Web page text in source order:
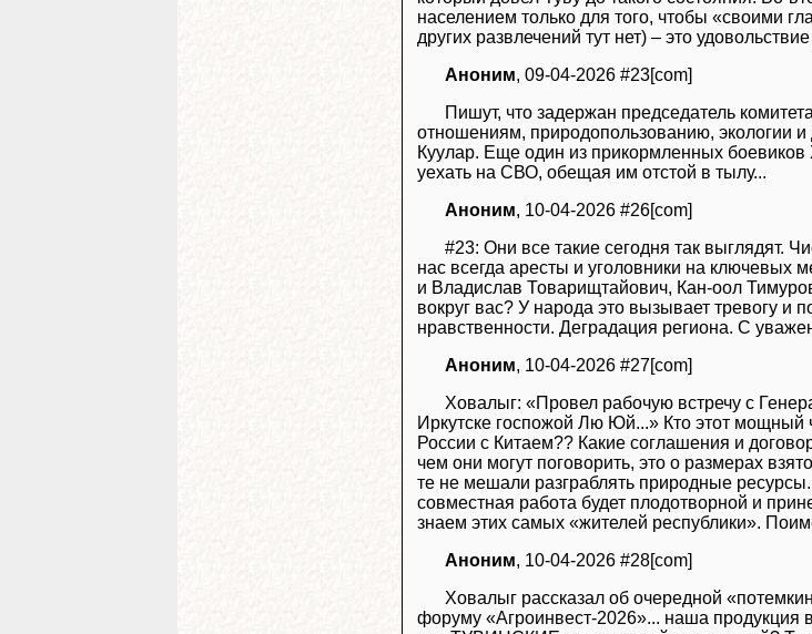
населением только для того, чтобы «своими
других развлечений тут нет) – это
Аноним, 09-04-2026 #23[com]
Пишут, что задержан председатель
отношениям, природопользованию, экологии
Куулар. Еще один из прикормленных
уехать на СВО, обещая им отстой в тылу...
Аноним, 10-04-2026 #26[com]
#23: Они все такие сегодня так выглядят.
нас всегда аресты и уголовники на ключевых
и Владислав Товарищтайович, Кан-оол
вокруг вас? У народа это вызывает тревогу и
нравственности. Деградация региона. С
Аноним, 10-04-2026 #27[com]
Ховалыг: «Провел рабочую встречу с
Иркутске госпожой Лю Юй...» Кто этот
России с Китаем?? Какие соглашения и
чем они могут поговорить, это о размерах
те не мешали разграблять природные
совместная работа будет плодотворной и
знаем этих самых «жителей республики».
Аноним, 10-04-2026 #28[com]
Ховалыг рассказал об очередной
форуму «Агроинвест-2026»... наша продукция